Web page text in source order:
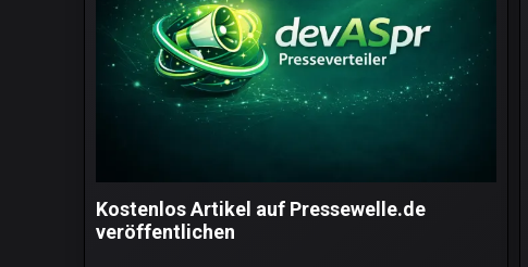
Kostenlos Artikel auf Pressewelle.de
veröffentlichen